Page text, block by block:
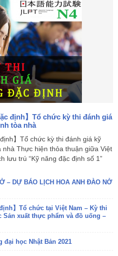
định】Tổ chức kỳ thi đánh giá
tòa nhà
】Tổ chức kỳ thi đánh giá kỹ
Thực hiện thỏa thuận giữa Việt
lưu trú “Kỹ năng đặc định số 1”
– DỰ BÁO LỊCH HOA ANH ĐÀO NỞ
】Tổ chức tại Việt Nam – Kỳ thi
xuất thực phẩm và đồ uống –
học Nhật Bản 2021